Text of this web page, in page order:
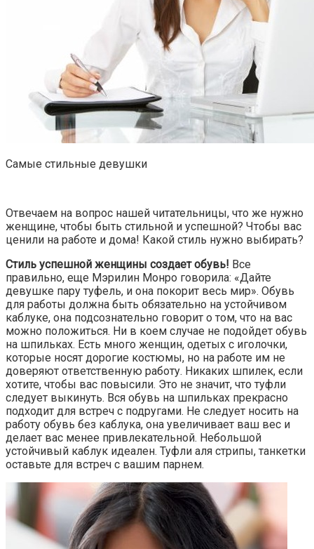
Самые стильные девушки
Отвечаем на вопрос нашей читательницы, что же нужно
женщине, чтобы быть стильной и успешной? Чтобы вас
ценили на работе и дома! Какой стиль нужно выбирать?
Стиль успешной женщины создает обувь! Все
правильно, еще Мэрилин Монро говорила: «Дайте
девушке пару туфель, и она покорит весь мир». Обувь
для работы должна быть обязательно на устойчивом
каблуке, она подсознательно говорит о том, что на вас
можно положиться. Ни в коем случае не подойдет обувь
на шпильках. Есть много женщин, одетых с иголочки,
которые носят дорогие костюмы, но на работе им не
доверяют ответственную работу. Никаких шпилек, если
хотите, чтобы вас повысили. Это не значит, что туфли
следует выкинуть. Вся обувь на шпильках прекрасно
подходит для встреч с подругами. Не следует носить на
работу обувь без каблука, она увеличивает ваш вес и
делает вас менее привлекательной. Небольшой
устойчивый каблук идеален. Туфли аля стрипы, танкетки
оставьте для встреч с вашим парнем.